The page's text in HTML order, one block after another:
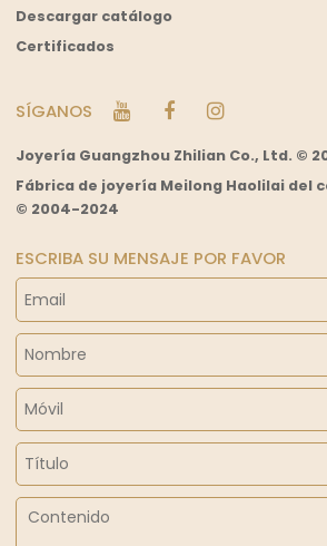
Descargar catálogo
Certificados
SÍGANOS
Joyería Guangzhou Zhilian Co., Ltd. ©
Fábrica de joyería Meilong Haolilai del
© 2004-2024
ESCRIBA SU MENSAJE POR FAVOR